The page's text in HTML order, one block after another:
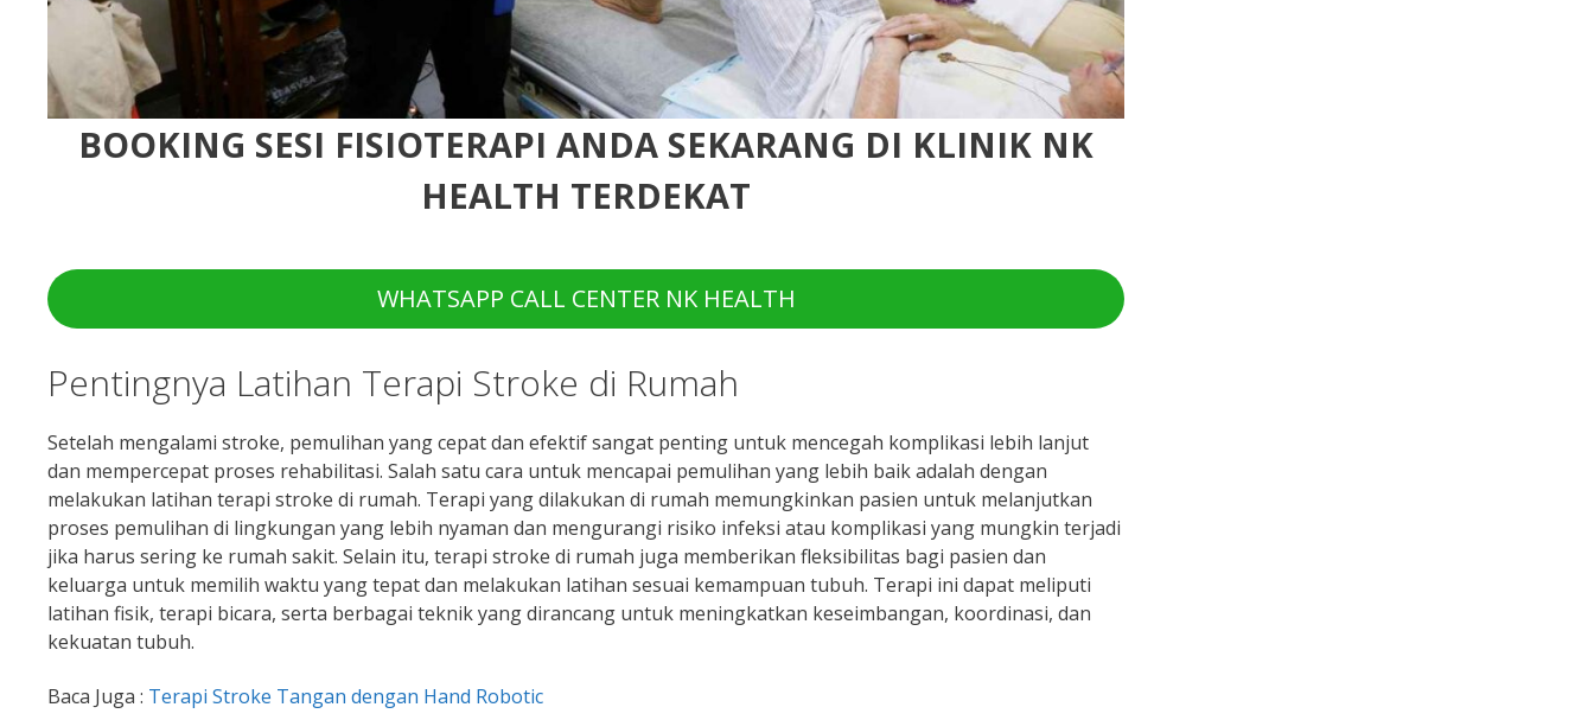
BOOKING SESI FISIOTERAPI ANDA SEKARANG DI KLINIK NK
HEALTH TERDEKAT
WHATSAPP CALL CENTER NK HEALTH
Pentingnya Latihan Terapi Stroke di Rumah
Setelah mengalami stroke, pemulihan yang cepat dan efektif sangat penting untuk mencegah komplikasi lebih lanjut
dan mempercepat proses rehabilitasi. Salah satu cara untuk mencapai pemulihan yang lebih baik adalah dengan
melakukan latihan terapi stroke di rumah. Terapi yang dilakukan di rumah memungkinkan pasien untuk melanjutkan
proses pemulihan di lingkungan yang lebih nyaman dan mengurangi risiko infeksi atau komplikasi yang mungkin terjadi
jika harus sering ke rumah sakit. Selain itu, terapi stroke di rumah juga memberikan fleksibilitas bagi pasien dan
keluarga untuk memilih waktu yang tepat dan melakukan latihan sesuai kemampuan tubuh. Terapi ini dapat meliputi
latihan fisik, terapi bicara, serta berbagai teknik yang dirancang untuk meningkatkan keseimbangan, koordinasi, dan
kekuatan tubuh.
Baca Juga : Terapi Stroke Tangan dengan Hand Robotic